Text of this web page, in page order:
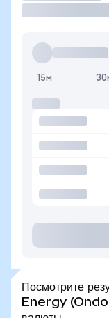
15м
Посмотрите
Energy (Ondo